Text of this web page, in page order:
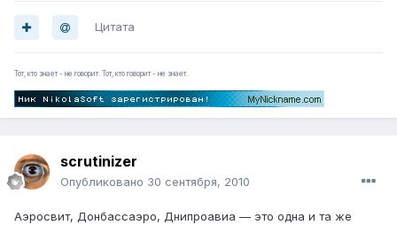
Цитата
Тот, кто знает - не говорит. Тот, кто говорит - не знает.
scrutinizer
Опубликовано 30 сентября, 2010
Аэросвит, Донбассаэро, Днипроавиа — это одна и та же